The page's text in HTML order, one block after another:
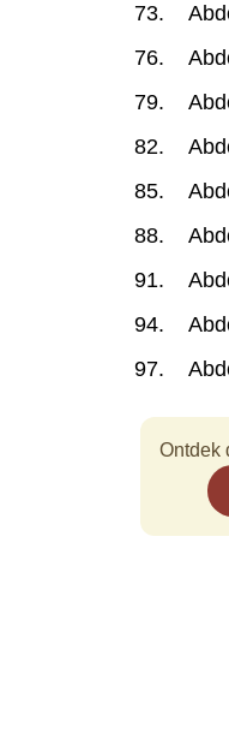
Ontdek